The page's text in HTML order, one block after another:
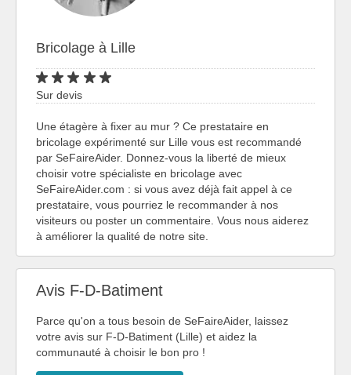
Bricolage à Lille
Sur devis
Une étagère à fixer au mur ? Ce prestataire en
bricolage expérimenté sur Lille vous est recommandé
par SeFaireAider. Donnez-vous la liberté de mieux
choisir votre spécialiste en bricolage avec
SeFaireAider.com : si vous avez déjà fait appel à ce
prestataire, vous pourriez le recommander à nos
visiteurs ou poster un commentaire. Vous nous aiderez
à améliorer la qualité de notre site.
Avis F-D-Batiment
Parce qu'on a tous besoin de SeFaireAider, laissez
votre avis sur F-D-Batiment (Lille) et aidez la
communauté à choisir le bon pro !